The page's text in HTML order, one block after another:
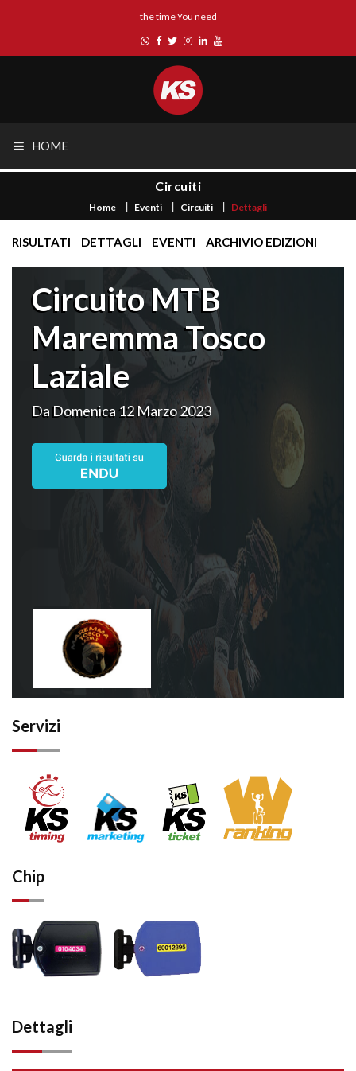
the time You need
HOME
Circuiti
Home Eventi Circuiti Dettagli
RISULTATI DETTAGLI EVENTI ARCHIVIO EDIZIONI
Circuito MTB
Maremma Tosco
Laziale
Da Domenica 12 Marzo 2023
Servizi
Chip
Dettagli